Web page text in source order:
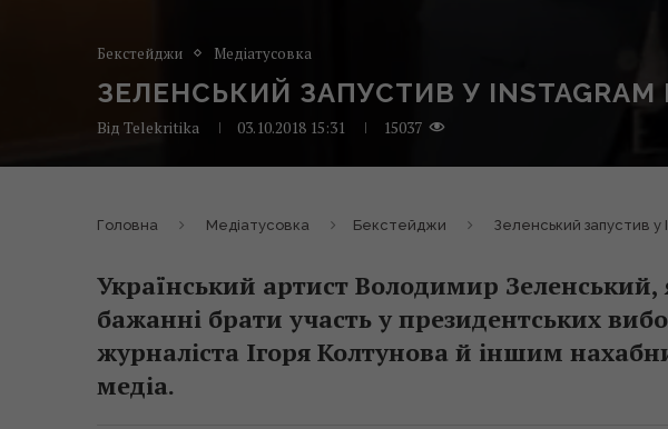
Бекстейджи Медіатусовка
ЗЕЛЕНСЬКИЙ ЗАПУСТИВ У
Від Telekritika 03.10.2018 15:31 15037
Головна Медіатусовка Бекстейджи Зеленський запустив
Український артист Володимир Зеленський,
бажанні брати участь у президентських
журналіста Ігоря Колтунова й іншим
медіа.